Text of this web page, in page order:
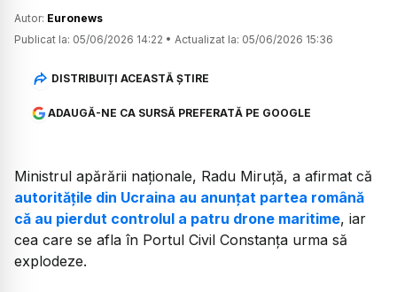
Autor: Euronews
Publicat la: 05/06/2026 14:22 • Actualizat la: 05/06/2026 15:36
DISTRIBUIȚI ACEASTĂ ȘTIRE
ADAUGĂ-NE CA SURSĂ PREFERATĂ PE GOOGLE
Ministrul apărării naționale, Radu Miruță, a afirmat că
autoritățile din Ucraina au anunțat partea română
că au pierdut controlul a patru drone maritime, iar
cea care se afla în Portul Civil Constanța urma să
explodeze.